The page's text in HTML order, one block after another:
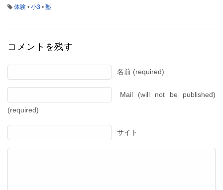
体験 • 小3 • 塾
コメントを残す
名前 (required)
Mail (will not be published)
(required)
サイト